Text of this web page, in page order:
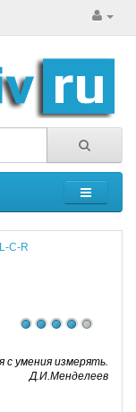
C-R
с умения измерять.
Д.И.Менделеев